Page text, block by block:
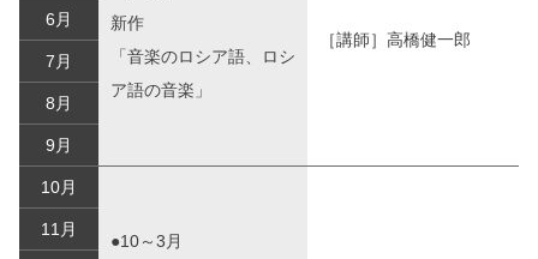
新作
「音楽のロシア語、ロシ
ア語の音楽」
［講師］高橋健一郎
6月
7月
8月
9月
10月
●10～3月
11月